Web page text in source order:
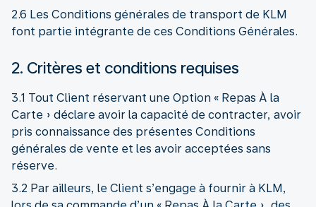
2.6 Les Conditions générales de transport de KLM
font partie intégrante de ces Conditions Générales.
2. Critères et conditions requises
3.1 Tout Client réservant une Option « Repas À la
Carte » déclare avoir la capacité de contracter, avoir
pris connaissance des présentes Conditions
générales de vente et les avoir acceptées sans
réserve.
3.2 Par ailleurs, le Client s’engage à fournir à KLM,